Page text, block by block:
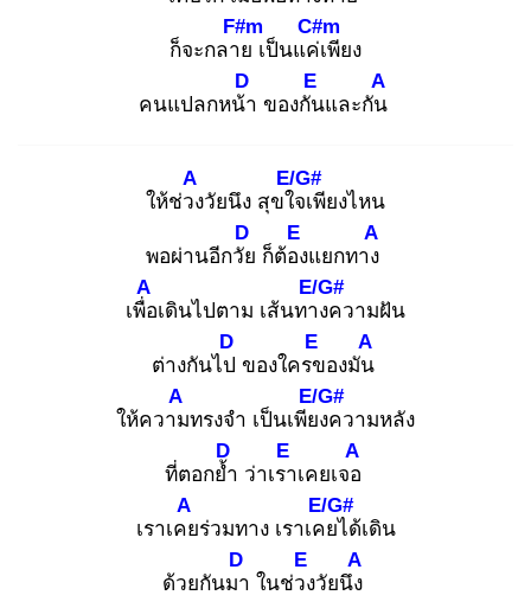
ก็จะกลาย
F#m
เป็นแค่เ
C#m
พียง
คนแปลกหน้า
D
ของกัน
E
และกัน
A
ให้ช่วง
A
วัยนึง สุขใจ
E/G#
เพียงไหน
พอผ่านอีกวัย
D
ก็ต้อง
E
แยกทาง
A
เพื่อ
A
เดินไปตาม เส้นทาง
E/G#
ความฝัน
ต่างกันไป
D
ของใครข
E
องมัน
A
ให้ความ
A
ทรงจำ เป็นเพียง
E/G#
ความหลัง
ที่ตอกย้ำ
D
ว่าเรา
E
เคยเจอ
A
เราเคย
A
ร่วมทาง เราเคย
E/G#
ได้เดิน
ด้วยกันมา
D
ในช่วง
E
วัยนึง
A